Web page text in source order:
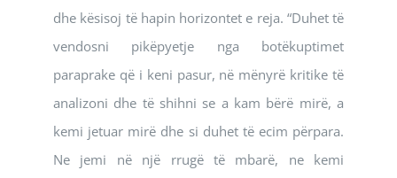
dhe kësisoj të hapin horizontet e reja. “Duhet të
vendosni pikëpyetje nga botëkuptimet
paraprake që i keni pasur, në mënyrë kritike të
analizoni dhe të shihni se a kam bërë mirë, a
kemi jetuar mirë dhe si duhet të ecim përpara.
Ne jemi në një rrugë të mbarë, ne kemi